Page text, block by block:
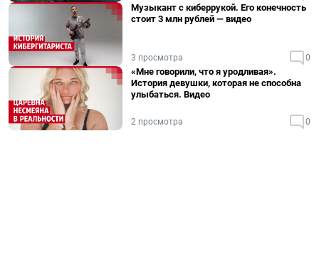
Музыкант с киберрукой. Его конечность
стоит 3 млн рублей — видео
3 просмотра 0
«Мне говорили, что я уродливая».
История девушки, которая не способна
улыбаться. Видео
2 просмотра 0